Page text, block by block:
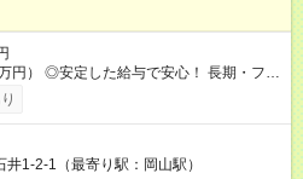
長期・フル
る方にお越しいただきたいと思っていま
ことはないので、安定した給与が入りま
います。このあたりは柔軟に対応する
の試用期間がありま
1-2-1（最寄り駅：岡山駅）